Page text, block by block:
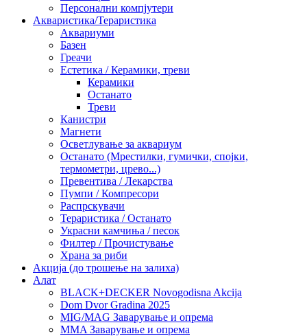
Персонални компјутери
Акваристика/Тераристика
Аквариуми
Базен
Греачи
Естетика / Керамики, треви
Керамики
Останато
Треви
Канистри
Магнети
Осветлување за аквариум
Останато (Мрестилки, гумички, спојки,
термометри, црево...)
Превентива / Лекарства
Пумпи / Компресори
Распрскувачи
Тераристика / Останато
Украсни камчиња / песок
Филтер / Прочистување
Храна за риби
Акција (до трошење на залиха)
Алат
BLACK+DECKER Novogodisna Akcija
Dom Dvor Gradina 2025
MIG/MAG Заварување и опрема
MMA Заварување и опрема